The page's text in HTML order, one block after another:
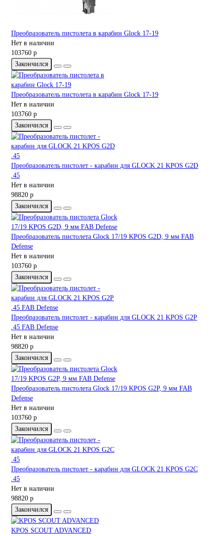
Преобразователь пистолета в карабин Glock 17-19
Нет в наличии
103760 р
Закончился
Преобразователь пистолета в карабин Glock 17-19
Нет в наличии
103760 р
Закончился
Преобразователь пистолет - карабин для GLOCK 21 KPOS G2D
.45
Нет в наличии
98820 р
Закончился
Преобразователь пистолета Glock 17/19 KPOS G2D, 9 мм FAB
Defense
Нет в наличии
103760 р
Закончился
Преобразователь пистолет - карабин для GLOCK 21 KPOS G2P
.45 FAB Defense
Нет в наличии
98820 р
Закончился
Преобразователь пистолета Glock 17/19 KPOS G2P, 9 мм FAB
Defense
Нет в наличии
103760 р
Закончился
Преобразователь пистолет - карабин для GLOCK 21 KPOS G2C
.45
Нет в наличии
98820 р
Закончился
KPOS SCOUT ADVANCED